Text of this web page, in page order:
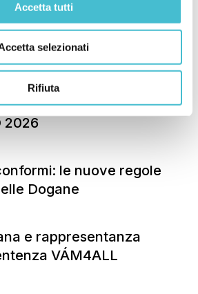
Accetta tutti
selezionati
Rifiuta
produrre: come le regole
Italia e Africa
i chiarimenti della
2026
le nuove regole
Dogane
e rappresentanza
VÁM4ALL